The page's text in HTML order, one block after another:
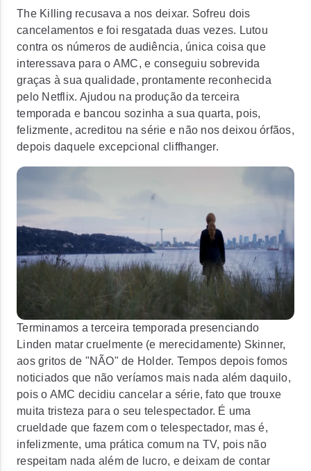
The Killing recusava a nos deixar. Sofreu dois
cancelamentos e foi resgatada duas vezes. Lutou
contra os números de audiência, única coisa que
interessava para o AMC, e conseguiu sobrevida
graças à sua qualidade, prontamente reconhecida
pelo Netflix. Ajudou na produção da terceira
temporada e bancou sozinha a sua quarta, pois,
felizmente, acreditou na série e não nos deixou órfãos,
depois daquele excepcional cliffhanger.
Terminamos a terceira temporada presenciando
Linden matar cruelmente (e merecidamente) Skinner,
aos gritos de "NÃO" de Holder. Tempos depois fomos
noticiados que não veríamos mais nada além daquilo,
pois o AMC decidiu cancelar a série, fato que trouxe
muita tristeza para o seu telespectador. É uma
crueldade que fazem com o telespectador, mas é,
infelizmente, uma prática comum na TV, pois não
respeitam nada além de lucro, e deixam de contar